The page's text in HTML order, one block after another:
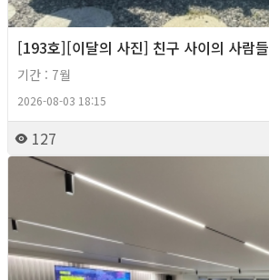
[193호][이달의 사진] 친구 사이의 사람들
기간 : 7월
2026-08-03 18:15
127